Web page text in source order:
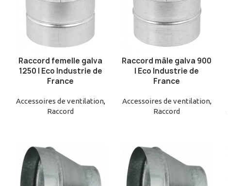
AJOUTER AU PANIER
Raccord femelle galva
1250 | Eco Industrie de
France
Accessoires de ventilation,
Raccord
AJOUTER AU PANIER
Raccord mâle galva 900
| Eco Industrie de
France
Accessoires de ventilation,
Raccord